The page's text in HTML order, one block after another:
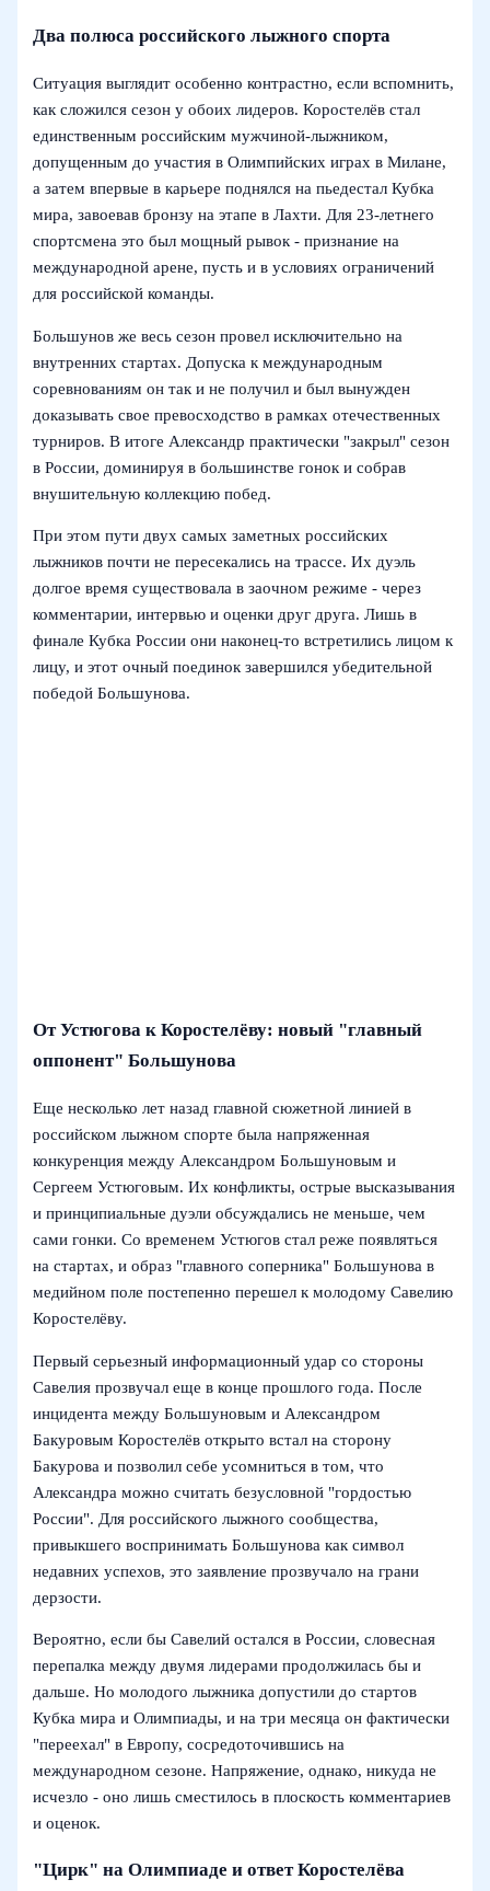
Два полюса российского лыжного спорта
Ситуация выглядит особенно контрастно, если вспомнить,
как сложился сезон у обоих лидеров. Коростелёв стал
единственным российским мужчиной-лыжником,
допущенным до участия в Олимпийских играх в Милане,
а затем впервые в карьере поднялся на пьедестал Кубка
мира, завоевав бронзу на этапе в Лахти. Для 23-летнего
спортсмена это был мощный рывок - признание на
международной арене, пусть и в условиях ограничений
для российской команды.
Большунов же весь сезон провел исключительно на
внутренних стартах. Допуска к международным
соревнованиям он так и не получил и был вынужден
доказывать свое превосходство в рамках отечественных
турниров. В итоге Александр практически "закрыл" сезон
в России, доминируя в большинстве гонок и собрав
внушительную коллекцию побед.
При этом пути двух самых заметных российских
лыжников почти не пересекались на трассе. Их дуэль
долгое время существовала в заочном режиме - через
комментарии, интервью и оценки друг друга. Лишь в
финале Кубка России они наконец-то встретились лицом к
лицу, и этот очный поединок завершился убедительной
победой Большунова.
От Устюгова к Коростелёву: новый "главный
оппонент" Большунова
Еще несколько лет назад главной сюжетной линией в
российском лыжном спорте была напряженная
конкуренция между Александром Большуновым и
Сергеем Устюговым. Их конфликты, острые высказывания
и принципиальные дуэли обсуждались не меньше, чем
сами гонки. Со временем Устюгов стал реже появляться
на стартах, и образ "главного соперника" Большунова в
медийном поле постепенно перешел к молодому Савелию
Коростелёву.
Первый серьезный информационный удар со стороны
Савелия прозвучал еще в конце прошлого года. После
инцидента между Большуновым и Александром
Бакуровым Коростелёв открыто встал на сторону
Бакурова и позволил себе усомниться в том, что
Александра можно считать безусловной "гордостью
России". Для российского лыжного сообщества,
привыкшего воспринимать Большунова как символ
недавних успехов, это заявление прозвучало на грани
дерзости.
Вероятно, если бы Савелий остался в России, словесная
перепалка между двумя лидерами продолжилась бы и
дальше. Но молодого лыжника допустили до стартов
Кубка мира и Олимпиады, и на три месяца он фактически
"переехал" в Европу, сосредоточившись на
международном сезоне. Напряжение, однако, никуда не
исчезло - оно лишь сместилось в плоскость комментариев
и оценок.
"Цирк" на Олимпиаде и ответ Коростелёва